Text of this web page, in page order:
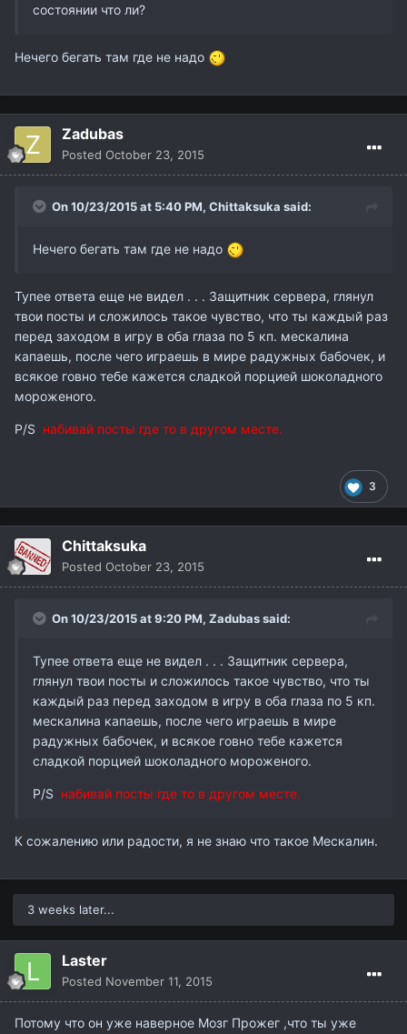
состоянии что ли?
Нечего бегать там где не надо
Zadubas
Posted October 23, 2015
On 10/23/2015 at 5:40 PM, Chittaksuka said:
Нечего бегать там где не надо
Тупее ответа еще не видел . . . Защитник сервера, глянул
твои посты и сложилось такое чувство, что ты каждый раз
перед заходом в игру в оба глаза по 5 кп. мескалина
капаешь, после чего играешь в мире радужных бабочек, и
всякое говно тебе кажется сладкой порцией шоколадного
мороженого.
P/S набивай посты где то в другом месте.
3
Chittaksuka
Posted October 23, 2015
On 10/23/2015 at 9:20 PM, Zadubassaid:
Тупее ответа еще не видел . . . Защитник сервера,
глянул твои посты и сложилось такое чувство, что ты
каждый раз перед заходом в игру в оба глаза по 5 кп.
мескалина капаешь, после чего играешь в мире
радужных бабочек, и всякое говно тебе кажется
сладкой порцией шоколадного мороженого.
P/S набивай посты где то в другом месте.
К сожалению или радости, я не знаю что такое Мескалин.
3 weeks later...
Laster
Posted November 11, 2015
Потому что он уже наверное Мозг Прожег ,что ты уже